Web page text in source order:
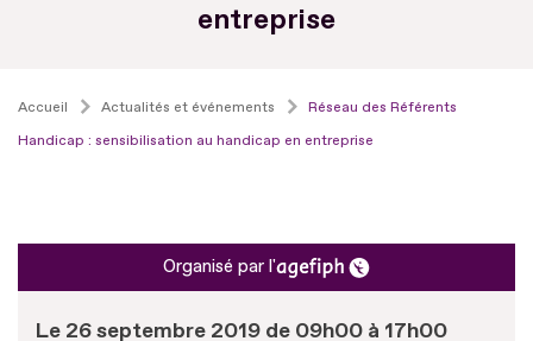
entreprise
Accueil Actualités et événements
Réseau des Référents
Handicap : sensibilisation au handicap en entreprise
Organisé par l'
Le 26 septembre 2019 de 09h00 à 17h00